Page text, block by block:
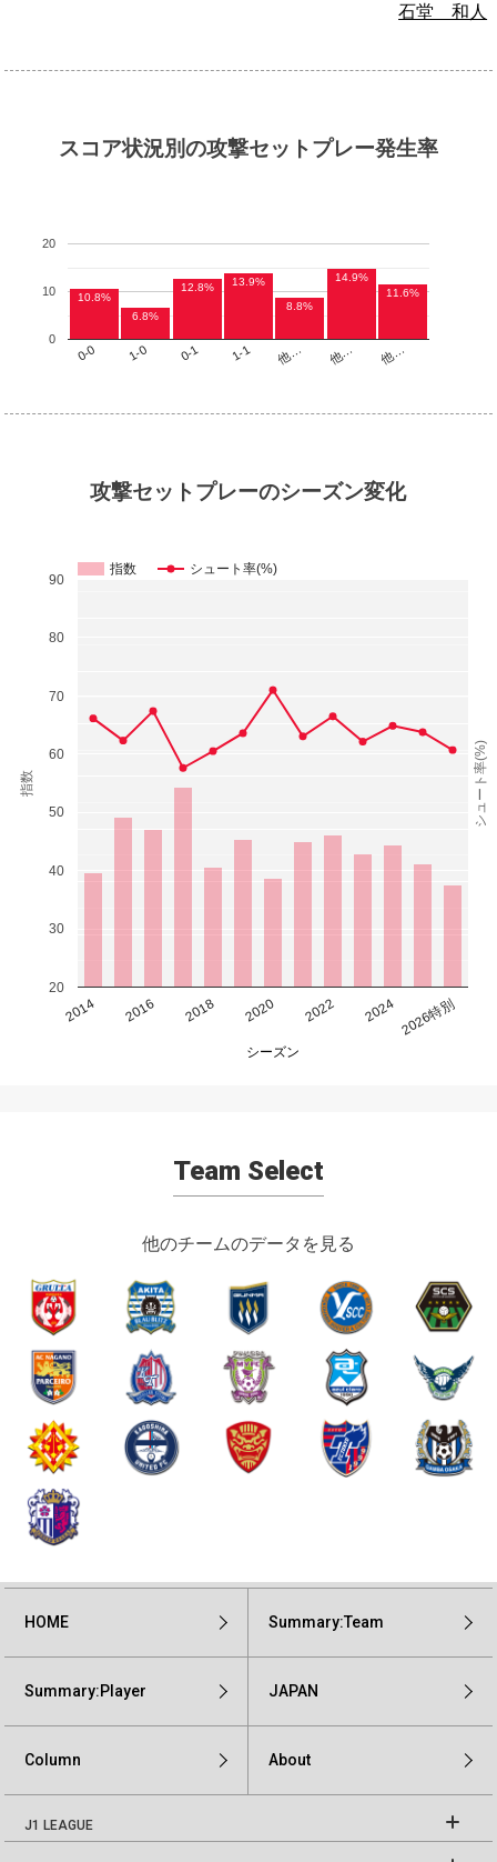
石堂 和人
スコア状況別の攻撃セットプレー発生率
0-0 1-0 0-1 1-1 他… 他… 他…
0
10
20
10.8%
6.8%
12.8%
13.9%
8.8%
14.9%
11.6%
攻撃セットプレーのシーズン変化
指数 シュート率(%)
2014 2016 2018 2020 2022 2024 2026特別
20
30
40
50
60
70
80
90
シーズン
指数 シュート率(%)
Team Select
他のチームのデータを見る
HOME Summary:Team
Summary:Player JAPAN
Column About
J1 LEAGUE